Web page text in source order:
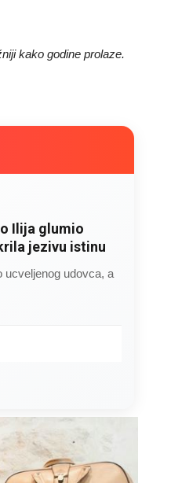
kako godine prolaze.
Ilija glumio
jezivu istinu
ucveljenog udovca, a